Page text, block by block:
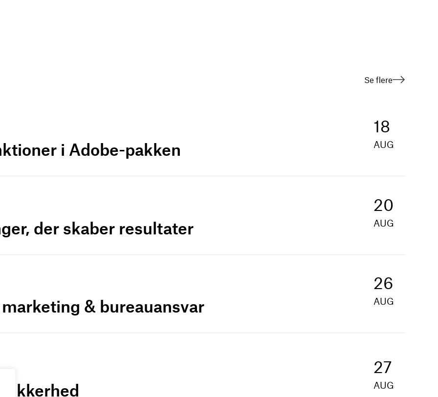
Se flere
i Adobe-pakken
18
AUG
der skaber resultater
20
AUG
& bureauansvar
26
AUG
27
AUG